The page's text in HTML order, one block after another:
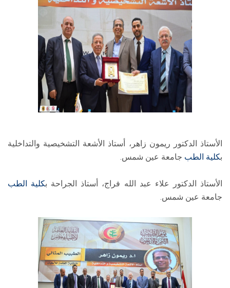
الأستاذ الدكتور ريمون زاهر، أستاذ الأشعة التشخيصية والتداخلية
بكلية الطب جامعة عين شمس.
الأستاذ الدكتور علاء عبد الله فراج، أستاذ الجراحة بكلية الطب
جامعة عين شمس.